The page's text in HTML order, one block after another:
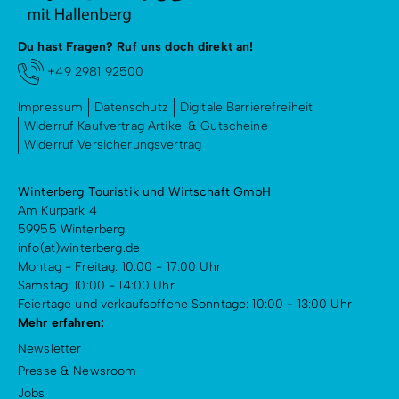
Radfahren
Tourenportal
Tourist-Information
Du hast Fragen? Ruf uns doch direkt an!
+49 2981 92500
Impressum Datenschutz
Digitale Barrierefreiheit
Widerruf Kaufvertrag Artikel & Gutscheine
Widerruf Versicherungsvertrag
Winterberg Touristik und Wirtschaft GmbH
Am Kurpark 4
59955 Winterberg
info(at)winterberg.de
Montag - Freitag: 10:00 - 17:00 Uhr
Samstag: 10:00 - 14:00 Uhr
Feiertage und verkaufsoffene Sonntage: 10:00 - 13:00 Uhr
Mehr erfahren:
Newsletter
Presse & Newsroom
Jobs